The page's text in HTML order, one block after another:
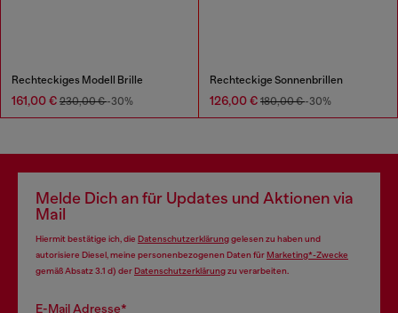
Rechteckiges Modell Brille
161,00 € 230,00 €-30%
Rechteckige Sonnenbrillen
126,00 € 180,00 €-30%
Melde Dich an für Updates und Aktionen via
Mail
Hiermit bestätige ich, die Datenschutzerklärunggelesen zu haben und
autorisiere Diesel, meine personenbezogenen Daten fürMarketing*-Zwecke
gemäß Absatz 3.1 d) derDatenschutzerklärungzu verarbeiten.
E-Mail Adresse*